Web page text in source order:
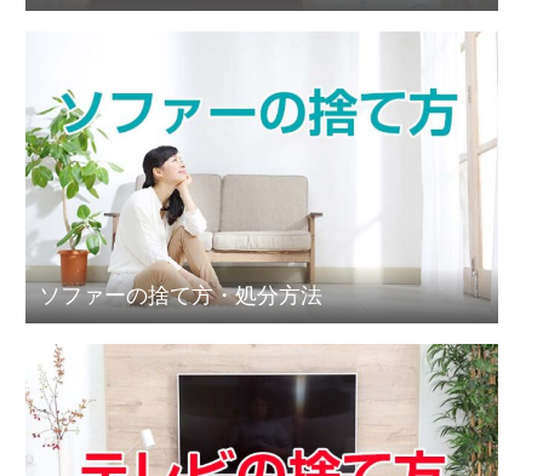
ソファーの捨て方・処分方法